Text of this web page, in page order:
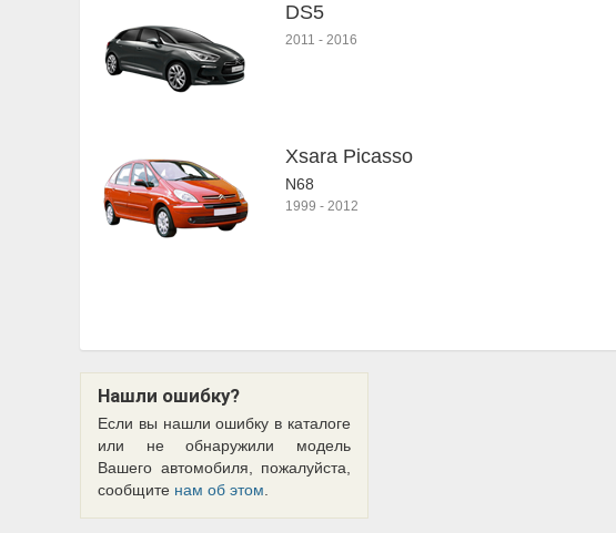
DS5
2011 - 2016
Xsara Picasso
N68
1999 - 2012
Нашли ошибку?
Если вы нашли ошибку в каталоге
или не обнаружили модель
Вашего автомобиля, пожалуйста,
сообщите нам об этом